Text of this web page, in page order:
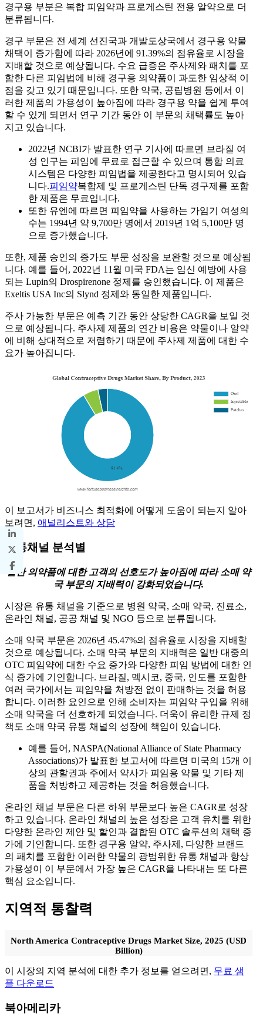
경구용 부분은 복합 피임약과 프로게스틴 전용 알약으로 더
분류됩니다.
경구 부문은 전 세계 선진국과 개발도상국에서 경구용 약물
채택이 증가함에 따라 2026년에 91.39%의 점유율로 시장을
지배할 것으로 예상됩니다. 수요 급증은 주사제와 패치를 포
함한 다른 피임법에 비해 경구용 의약품이 과도한 임상적 이
점을 갖고 있기 때문입니다. 또한 약국, 공립병원 등에서 이
러한 제품의 가용성이 높아짐에 따라 경구용 약을 쉽게 투여
할 수 있게 되면서 연구 기간 동안 이 부문의 채택률도 높아
지고 있습니다.
2022년 NCBI가 발표한 연구 기사에 따르면 브라질 여
성 인구는 피임에 무료로 접근할 수 있으며 통합 의료
시스템은 다양한 피임법을 제공한다고 명시되어 있습
니다.피임약복합제 및 프로게스틴 단독 경구제를 포함
한 제품은 무료입니다.
또한 유엔에 따르면 피임약을 사용하는 가임기 여성의
수는 1994년 약 9,700만 명에서 2019년 1억 5,100만 명
으로 증가했습니다.
또한, 제품 승인의 증가도 부문 성장을 보완할 것으로 예상됩
니다. 예를 들어, 2022년 11월 미국 FDA는 임신 예방에 사용
되는 Lupin의 Drospirenone 정제를 승인했습니다. 이 제품은
Exeltis USA Inc의 Slynd 정제와 동일한 제품입니다.
주사 가능한 부문은 예측 기간 동안 상당한 CAGR을 보일 것
으로 예상됩니다. 주사제 제품의 연간 비용은 약물이나 알약
에 비해 상대적으로 저렴하기 때문에 주사제 제품에 대한 수
요가 높아집니다.
이 보고서가 비즈니스 최적화에 어떻게 도움이 되는지 알아
보려면, 애널리스트와 상담
유통채널 분석별
일반 의약품에 대한 고객의 선호도가 높아짐에 따라 소매 약
국 부문의 지배력이 강화되었습니다.
시장은 유통 채널을 기준으로 병원 약국, 소매 약국, 진료소,
온라인 채널, 공공 채널 및 NGO 등으로 분류됩니다.
소매 약국 부문은 2026년 45.47%의 점유율로 시장을 지배할
것으로 예상됩니다. 소매 약국 부문의 지배력은 일반 대중의
OTC 피임약에 대한 수요 증가와 다양한 피임 방법에 대한 인
식 증가에 기인합니다. 브라질, 멕시코, 중국, 인도를 포함한
여러 국가에서는 피임약을 처방전 없이 판매하는 것을 허용
합니다. 이러한 요인으로 인해 소비자는 피임약 구입을 위해
소매 약국을 더 선호하게 되었습니다. 더욱이 유리한 규제 정
책도 소매 약국 유통 채널의 성장에 책임이 있습니다.
예를 들어, NASPA(National Alliance of State Pharmacy
Associations)가 발표한 보고서에 따르면 미국의 15개 이
상의 관할권과 주에서 약사가 피임용 약물 및 기타 제
품을 처방하고 제공하는 것을 허용했습니다.
온라인 채널 부문은 다른 하위 부문보다 높은 CAGR로 성장
하고 있습니다. 온라인 채널의 높은 성장은 고객 유치를 위한
다양한 온라인 제안 및 할인과 결합된 OTC 솔루션의 채택 증
가에 기인합니다. 또한 경구용 알약, 주사제, 다양한 브랜드
의 패치를 포함한 이러한 약물의 광범위한 유통 채널과 항상
가용성이 이 부문에서 가장 높은 CAGR을 나타내는 또 다른
핵심 요소입니다.
지역적 통찰력
North America Contraceptive Drugs Market Size, 2025 (USD
Billion)
이 시장의 지역 분석에 대한 추가 정보를 얻으려면, 무료 샘
플 다운로드
북아메리카